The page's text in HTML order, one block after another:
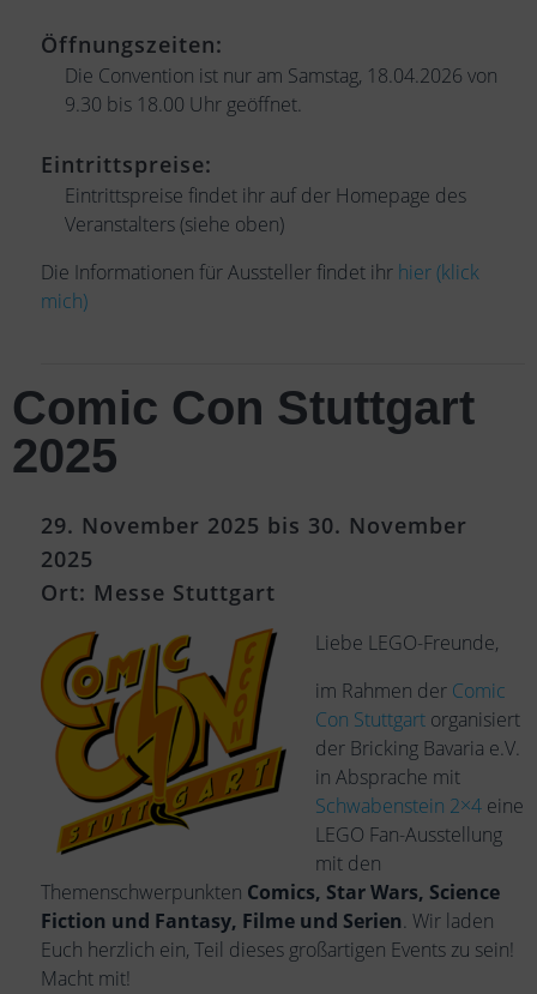
Öffnungszeiten:
Die Convention ist nur am Samstag, 18.04.2026 von
9.30 bis 18.00 Uhr geöffnet.
Eintrittspreise:
Eintrittspreise findet ihr auf der Homepage des
Veranstalters (siehe oben)
Die Informationen für Aussteller findet ihr hier (klick
mich)
Comic Con Stuttgart
2025
29. November 2025 bis 30. November
2025
Ort: Messe Stuttgart
Liebe LEGO-Freunde,
im Rahmen der Comic
Con Stuttgart organisiert
der Bricking Bavaria e.V.
in Absprache mit
Schwabenstein 2×4 eine
LEGO Fan-Ausstellung
mit den
Themenschwerpunkten Comics, Star Wars, Science
Fiction und Fantasy, Filme und Serien. Wir laden
Euch herzlich ein, Teil dieses großartigen Events zu sein!
Macht mit!